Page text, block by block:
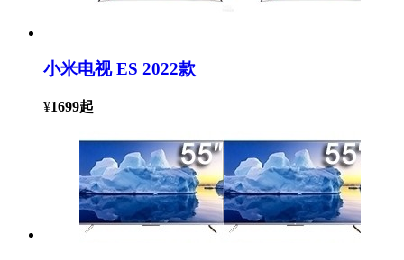
小米电视 ES 2022款
¥1699起